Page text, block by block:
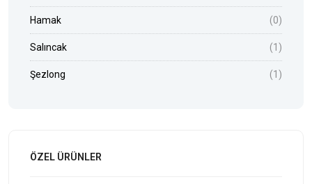
Hamak (0)
Salıncak (1)
Şezlong (1)
ÖZEL ÜRÜNLER